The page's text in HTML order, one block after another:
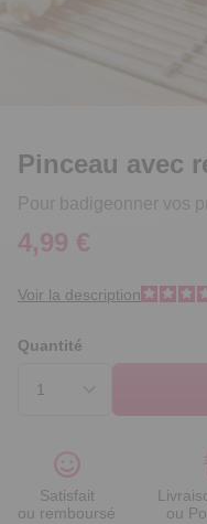
Pinceau avec
Pour badigeonner vos
4,99 €
Voir la description
Quantité
Satisfait
ou remboursé
ou